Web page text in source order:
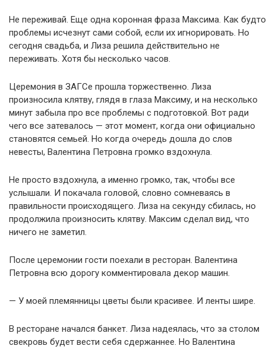
Не переживай. Еще одна коронная фраза Максима. Как будто
проблемы исчезнут сами собой, если их игнорировать. Но
сегодня свадьба, и Лиза решила действительно не
переживать. Хотя бы несколько часов.
Церемония в ЗАГСе прошла торжественно. Лиза
произносила клятву, глядя в глаза Максиму, и на несколько
минут забыла про все проблемы с подготовкой. Вот ради
чего все затевалось — этот момент, когда они официально
становятся семьей. Но когда очередь дошла до слов
невесты, Валентина Петровна громко вздохнула.
Не просто вздохнула, а именно громко, так, чтобы все
услышали. И покачала головой, словно сомневаясь в
правильности происходящего. Лиза на секунду сбилась, но
продолжила произносить клятву. Максим сделал вид, что
ничего не заметил.
После церемонии гости поехали в ресторан. Валентина
Петровна всю дорогу комментировала декор машин.
— У моей племянницы цветы были красивее. И ленты шире.
В ресторане начался банкет. Лиза надеялась, что за столом
свекровь будет вести себя сдержаннее. Но Валентина